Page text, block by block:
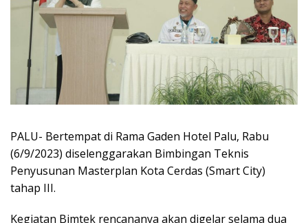
PALU- Bertempat di Rama Gaden Hotel Palu, Rabu
(6/9/2023) diselenggarakan Bimbingan Teknis
Penyusunan Masterplan Kota Cerdas (Smart City)
tahap III.
Kegiatan Bimtek rencananya akan digelar selama dua